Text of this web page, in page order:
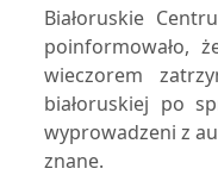
Białoruskie
poinformowało,
wieczorem
białoruskiej po
wyprowadzeni z
znane.